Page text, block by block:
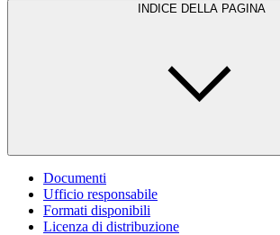
INDICE DELLA PAGINA
Documenti
Ufficio responsabile
Formati disponibili
Licenza di distribuzione